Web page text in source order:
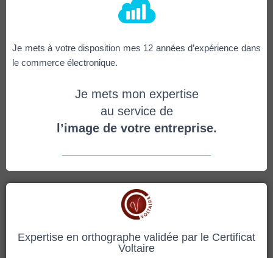
Je mets à votre disposition mes 12 années d’expérience dans
le commerce électronique.
Je mets mon expertise
au service de
l’image de votre entreprise.
Expertise en orthographe validée par le Certificat
Voltaire